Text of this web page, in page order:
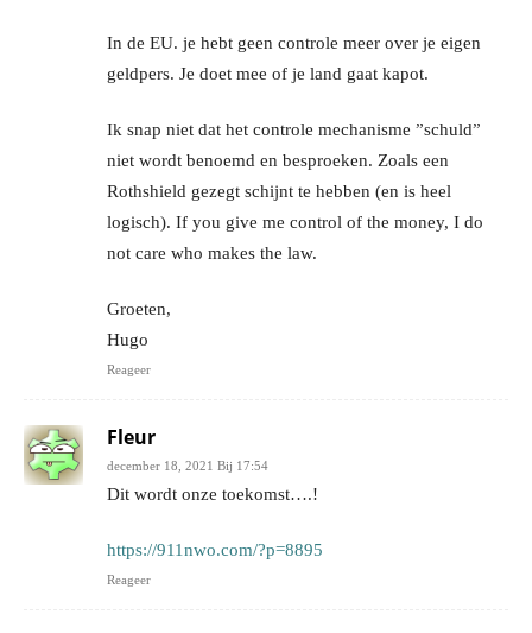
In de EU. je hebt geen controle meer over je eigen
geldpers. Je doet mee of je land gaat kapot.
Ik snap niet dat het controle mechanisme ”schuld”
niet wordt benoemd en besproeken. Zoals een
Rothshield gezegt schijnt te hebben (en is heel
logisch). If you give me control of the money, I do
not care who makes the law.
Groeten,
Hugo
Reageer
Fleur
december 18, 2021 Bij 17:54
Dit wordt onze toekomst….!
https://911nwo.com/?p=8895
Reageer